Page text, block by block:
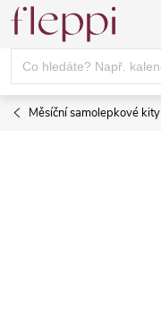
Přejít
obsah
Měsíční samolepkové kity